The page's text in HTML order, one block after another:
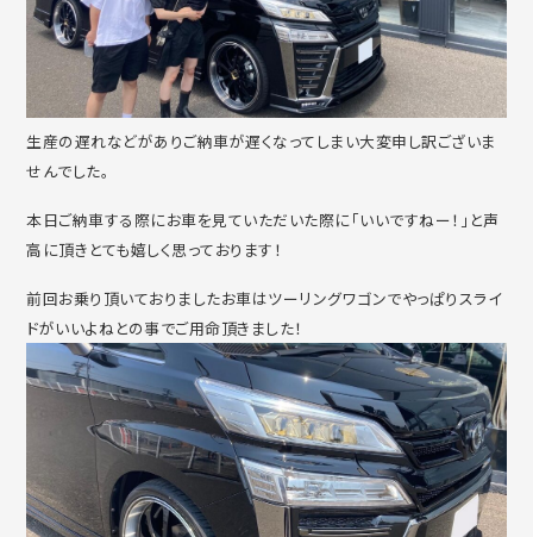
生産の遅れなどがありご納車が遅くなってしまい大変申し訳ございま
せんでした。
本日ご納車する際にお車を見ていただいた際に「いいですねー！」と声
高に頂きとても嬉しく思っております！
前回お乗り頂いておりましたお車はツーリングワゴンでやっぱりスライ
ドがいいよねとの事でご用命頂きました！